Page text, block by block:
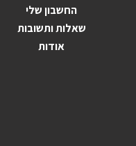
החשבון שלי
שאלות ותשובות
אודות